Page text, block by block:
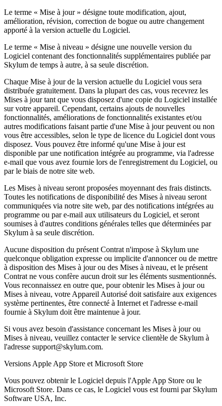
Le terme « Mise à jour » désigne toute modification, ajout,
amélioration, révision, correction de bogue ou autre changement
apporté à la version actuelle du Logiciel.
Le terme « Mise à niveau » désigne une nouvelle version du
Logiciel contenant des fonctionnalités supplémentaires publiée par
Skylum de temps à autre, à sa seule discrétion.
Chaque Mise à jour de la version actuelle du Logiciel vous sera
distribuée gratuitement. Dans la plupart des cas, vous recevrez les
Mises à jour tant que vous disposez d'une copie du Logiciel installée
sur votre appareil. Cependant, certains ajouts de nouvelles
fonctionnalités, améliorations de fonctionnalités existantes et/ou
autres modifications faisant partie d'une Mise à jour peuvent ou non
vous être accessibles, selon le type de licence du Logiciel dont vous
disposez. Vous pouvez être informé qu'une Mise à jour est
disponible par une notification intégrée au programme, via l'adresse
e-mail que vous avez fournie lors de l'enregistrement du Logiciel, ou
par le biais de notre site web.
Les Mises à niveau seront proposées moyennant des frais distincts.
Toutes les notifications de disponibilité des Mises à niveau seront
communiquées via notre site web, par des notifications intégrées au
programme ou par e-mail aux utilisateurs du Logiciel, et seront
soumises à d'autres conditions générales telles que déterminées par
Skylum à sa seule discrétion.
Aucune disposition du présent Contrat n'impose à Skylum une
quelconque obligation expresse ou implicite d'annoncer ou de mettre
à disposition des Mises à jour ou des Mises à niveau, et le présent
Contrat ne vous confère aucun droit sur les éléments susmentionnés.
Vous reconnaissez en outre que, pour obtenir les Mises à jour ou
Mises à niveau, votre Appareil Autorisé doit satisfaire aux exigences
système pertinentes, être connecté à Internet et l'adresse e-mail
fournie à Skylum doit être maintenue à jour.
Si vous avez besoin d'assistance concernant les Mises à jour ou
Mises à niveau, veuillez contacter le service clientèle de Skylum à
l'adresse support@skylum.com.
Versions Apple App Store et Microsoft Store
Vous pouvez obtenir le Logiciel depuis l'Apple App Store ou le
Microsoft Store. Dans ce cas, le Logiciel vous est fourni par Skylum
Software USA, Inc.